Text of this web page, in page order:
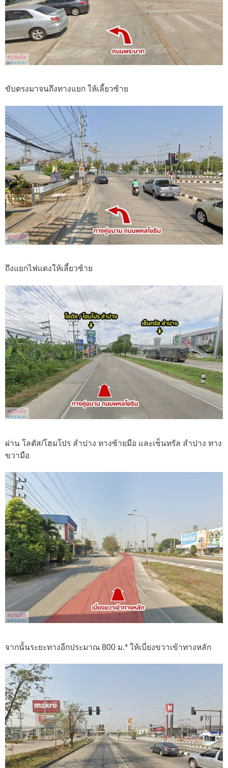
ขับตรงมาจนถึงทางแยก ให้เลี้ยวซ้าย
ถึงแยกไฟแดงให้เลี้ยวซ้าย
ผ่าน โลตัส/โฮมโปร ลำปาง ทางซ้ายมือ และเซ็นทรัล ลำปาง ทาง
ขวามือ
จากนั้นระยะทางอีกประมาณ 800 ม.* ให้เบี่ยงขวาเข้าทางหลัก